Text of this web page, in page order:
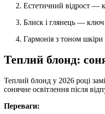
Естетичний відрост —
Блиск і глянець —
Гармонія з тоном
Теплий блонд:
Теплий блонд у 2026 році
сонячне освітлення після
Переваги: